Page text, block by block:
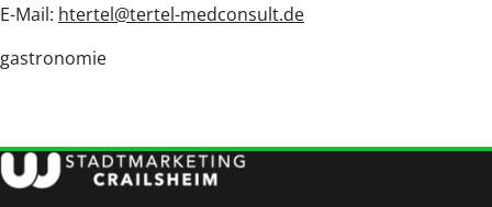
E-Mail: htertel@tertel-medconsult.de
gastronomie